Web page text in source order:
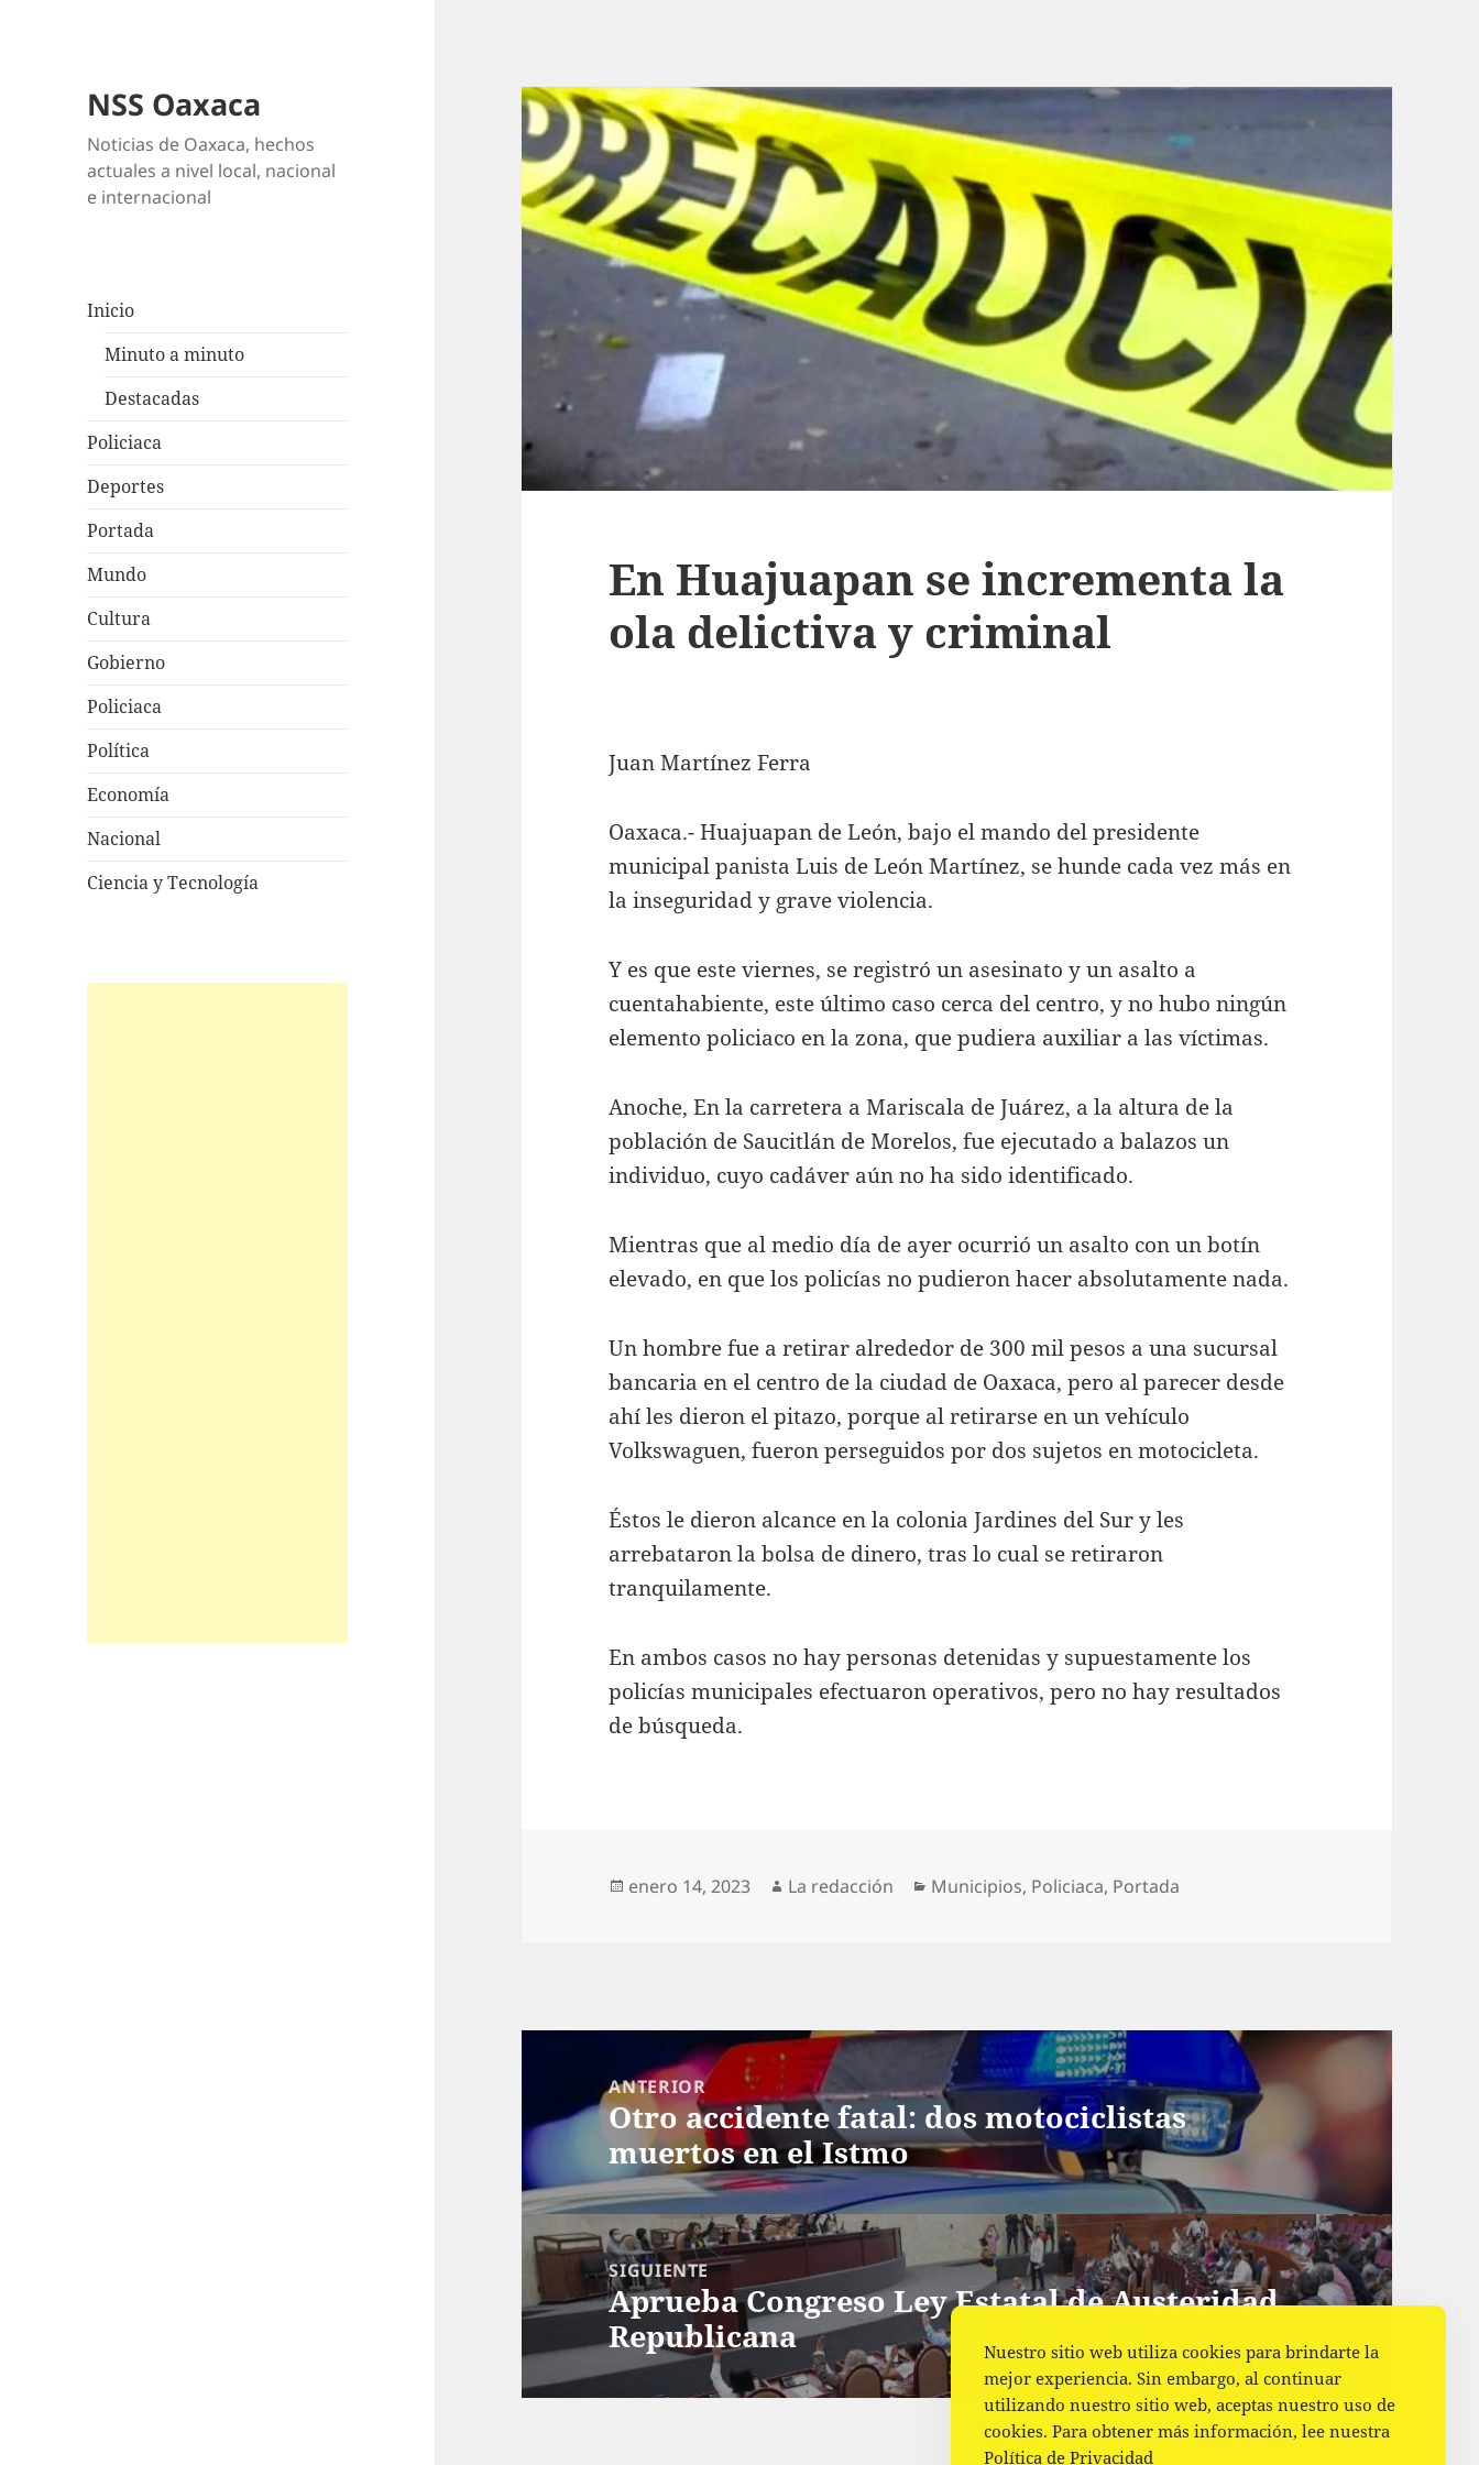
NSS Oaxaca
Noticias de Oaxaca, hechos
actuales a nivel local, nacional
e internacional
Inicio
Minuto a minuto
Destacadas
Policiaca
Deportes
Portada
Mundo
Cultura
Gobierno
Policiaca
Política
Economía
Nacional
Ciencia y Tecnología
En Huajuapan se incrementa la
ola delictiva y criminal
Juan Martínez Ferra
Oaxaca.- Huajuapan de León, bajo el mando del presidente
municipal panista Luis de León Martínez, se hunde cada vez más en
la inseguridad y grave violencia.
Y es que este viernes, se registró un asesinato y un asalto a
cuentahabiente, este último caso cerca del centro, y no hubo ningún
elemento policiaco en la zona, que pudiera auxiliar a las víctimas.
Anoche, En la carretera a Mariscala de Juárez, a la altura de la
población de Saucitlán de Morelos, fue ejecutado a balazos un
individuo, cuyo cadáver aún no ha sido identificado.
Mientras que al medio día de ayer ocurrió un asalto con un botín
elevado, en que los policías no pudieron hacer absolutamente nada.
Un hombre fue a retirar alrededor de 300 mil pesos a una sucursal
bancaria en el centro de la ciudad de Oaxaca, pero al parecer desde
ahí les dieron el pitazo, porque al retirarse en un vehículo
Volkswaguen, fueron perseguidos por dos sujetos en motocicleta.
Éstos le dieron alcance en la colonia Jardines del Sur y les
arrebataron la bolsa de dinero, tras lo cual se retiraron
tranquilamente.
En ambos casos no hay personas detenidas y supuestamente los
policías municipales efectuaron operativos, pero no hay resultados
de búsqueda.
Publicado
enero 14, 2023 Autor
La redacción Categorías
Municipios, Policiaca, Portada
entradas
ANTERIOR
Entrada
anterior:
Otro accidente fatal: dos motociclistas
muertos en el Istmo
SIGUIENTE
Siguiente
entrada:
Aprueba Congreso Ley Estatal de Austeridad
Republicana
Nuestro sitio web utiliza cookies para brindarte la
mejor experiencia. Sin embargo, al continuar
utilizando nuestro sitio web, aceptas nuestro uso de
cookies. Para obtener más información, lee nuestra
Política de Privacidad